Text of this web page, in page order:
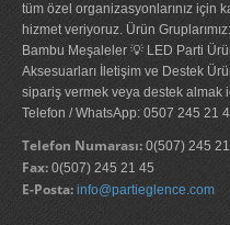
tüm özel organizasyonlarınız için
hizmet veriyoruz. Ürün
Bambu Meşaleler 💡 LED Parti
Aksesuarları İletişim ve Destek
sipariş vermek veya destek
Telefon / WhatsApp: 0507 245 21
Telefon Numarası: 0(507) 245
Fax: 0(507) 245 21 45
E-Posta: info@partieglence.com